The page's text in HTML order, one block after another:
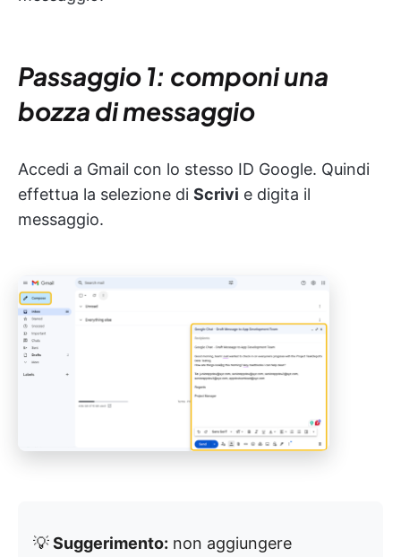
Passaggio 1: componi una
bozza di messaggio
Accedi a Gmail con lo stesso ID Google. Quindi
effettua la selezione di Scrivi e digita il
messaggio.
💡Suggerimento: non aggiungere